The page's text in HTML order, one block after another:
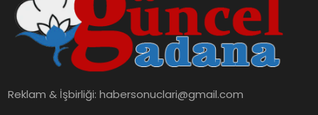
Reklam & İşbirliği:habersonuclari@gmail.com